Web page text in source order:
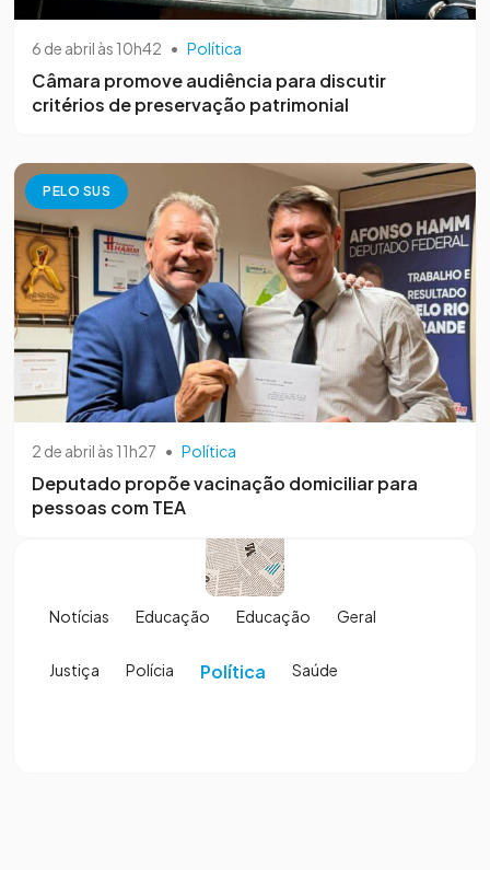
6 de abril às 10h42 • Política
Câmara promove audiência para discutir
critérios de preservação patrimonial
PELO SUS
2 de abril às 11h27 • Política
Deputado propõe vacinação domiciliar para
pessoas com TEA
Notícias Educação Educação Geral
Justiça Polícia Política Saúde